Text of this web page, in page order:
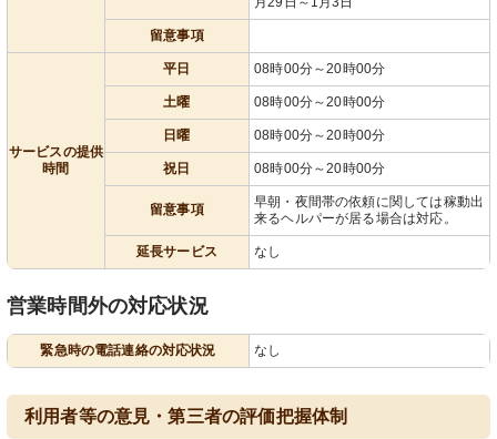
留意事項
サービスの提供
時間
平日 08時00分～20時00分
土曜 08時00分～20時00分
日曜 08時00分～20時00分
祝日 08時00分～20時00分
留意事項
早朝・夜間帯の依頼に関しては稼動出
来るヘルパーが居る場合は対応。
延長サービス なし
営業時間外の対応状況
緊急時の電話連絡の対応状況 なし
利用者等の意見・第三者の評価把握体制